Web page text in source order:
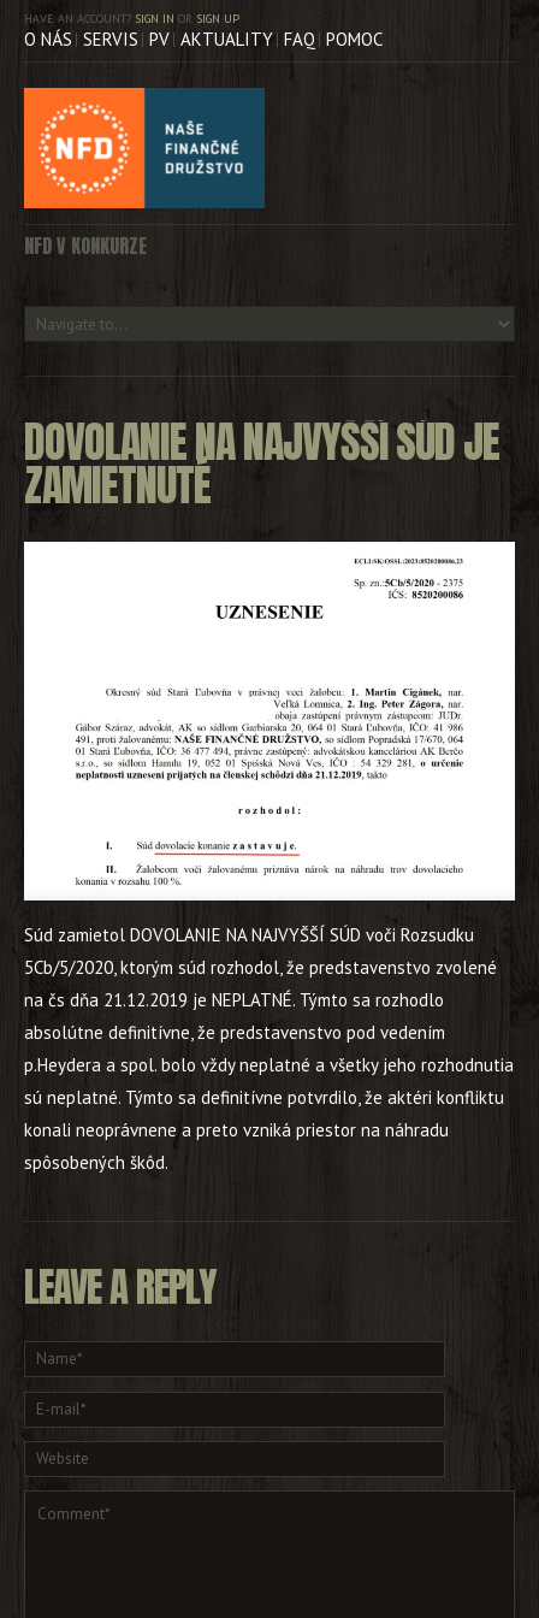
HAVE AN ACCOUNT? SIGN IN OR SIGN UP
O NÁS SERVIS PV AKTUALITY FAQ POMOC
NFD V KONKURZE
DOVOLANIE NA NAJVYŠŠÍ SÚD JE
ZAMIETNUTÉ
Súd zamietol DOVOLANIE NA NAJVYŠŠÍ SÚD voči Rozsudku
5Cb/5/2020, ktorým súd rozhodol, že predstavenstvo zvolené
na čs dňa 21.12.2019 je NEPLATNÉ. Týmto sa rozhodlo
absolútne definitívne, že predstavenstvo pod vedením
p.Heydera a spol. bolo vždy neplatné a všetky jeho rozhodnutia
sú neplatné. Týmto sa definitívne potvrdilo, že aktéri konfliktu
konali neoprávnene a preto vzniká priestor na náhradu
spôsobených škôd.
LEAVE A REPLY